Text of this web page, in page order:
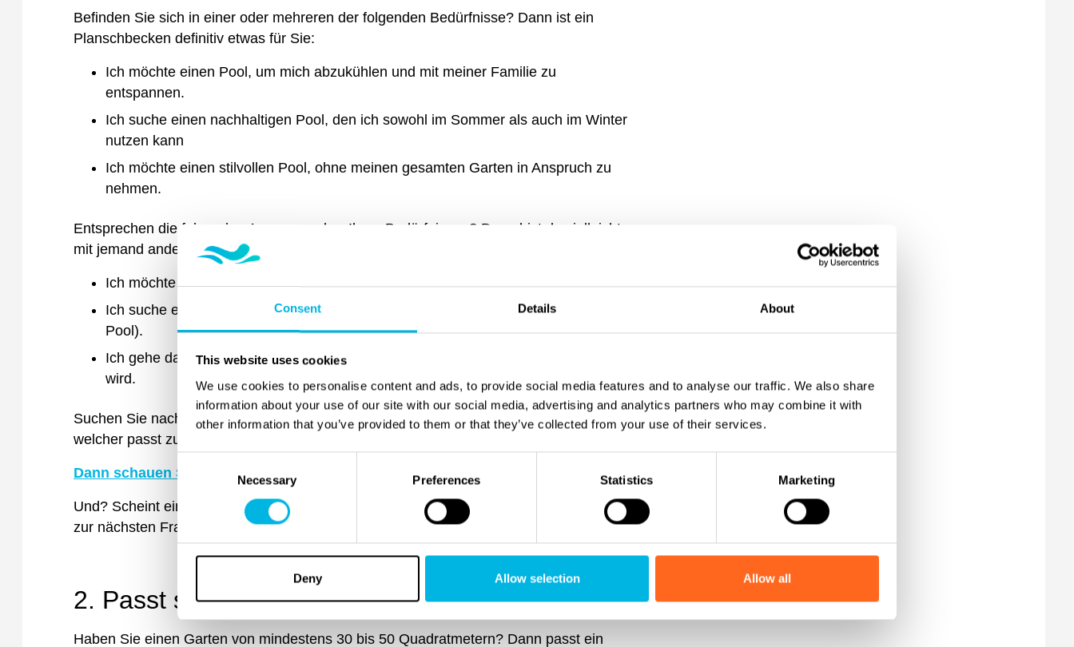
Consent Details About
This website uses cookies
We use cookies to personalise content and ads, to provide social media features and to analyse our traffic. We also share
information about your use of our site with our social media, advertising and analytics partners who may combine it with
other information that you’ve provided to them or that they’ve collected from your use of their services.
Selection
Necessary Preferences Statistics Marketing
Deny Allow selection Allow all
Befinden Sie sich in einer oder mehreren der folgenden Bedürfnisse? Dann ist ein
Planschbecken definitiv etwas für Sie:
Ich möchte einen Pool, um mich abzukühlen und mit meiner Familie zu
entspannen.
Ich suche einen nachhaltigen Pool, den ich sowohl im Sommer als auch im Winter
nutzen kann
Ich möchte einen stilvollen Pool, ohne meinen gesamten Garten in Anspruch zu
nehmen.
Entsprechen die folgenden Aussagen eher Ihren Bedürfnissen? Dann bist du vielleicht
mit jemand anderem besser dran.
Ich möchte große Partys schmeißen und viele Leute gleichzeitig im Pool haben.
Ich suche einen Pool, der sofort beeindruckt und Luxus ausstrahlt (wie ein großer
Pool).
Ich gehe davon aus, dass ein All-in-Tauchbecken für weniger als 10.000€ gekauft
wird.
Suchen Sie nach einer breiteren Perspektive auf verschiedene Schwimmbäder? Und
welcher passt zu dir?
Dann schauen Sie sich unsere Liste der 6 besten Pooltypen an.
Und? Scheint ein Tauchbecken Ihren Bedürfnissen zu entsprechen? Dann können wir
zur nächsten Frage übergehen: Passt ein solcher Minipool in meinen Garten?
2. Passt so ein Minipool in meinen Garten?
Haben Sie einen Garten von mindestens 30 bis 50 Quadratmetern? Dann passt ein